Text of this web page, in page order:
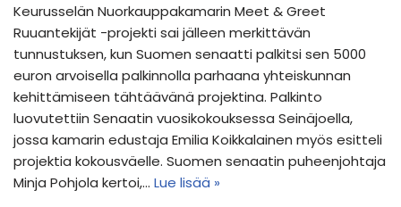
Keurusselän Nuorkauppakamarin Meet & Greet
Ruuantekijät -projekti sai jälleen merkittävän
tunnustuksen, kun Suomen senaatti palkitsi sen 5000
euron arvoisella palkinnolla parhaana yhteiskunnan
kehittämiseen tähtäävänä projektina. Palkinto
luovutettiin Senaatin vuosikokouksessa Seinäjoella,
jossa kamarin edustaja Emilia Koikkalainen myös esitteli
projektia kokousväelle. Suomen senaatin puheenjohtaja
Minja Pohjola kertoi,… Lue lisää »